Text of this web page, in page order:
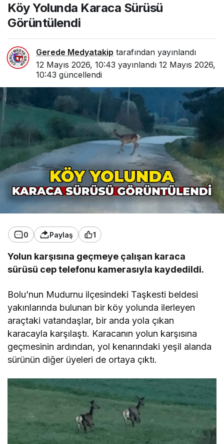
Köy Yolunda Karaca Sürüsü
Görüntülendi
Gerede Medyatakip tarafından yayınlandı
12 Mayıs 2026, 10:43 yayınlandı 12 Mayıs 2026,
10:43 güncellendi
0 Paylaş 1
Yolun karşısına geçmeye çalışan karaca
sürüsü cep telefonu kamerasıyla kaydedildi.
Bolu’nun Mudurnu ilçesindeki Taşkesti beldesi
yakınlarında bulunan bir köy yolunda ilerleyen
araçtaki vatandaşlar, bir anda yola çıkan
karacayla karşılaştı. Karacanın yolun karşısına
geçmesinin ardından, yol kenarındaki yeşil alanda
sürünün diğer üyeleri de ortaya çıktı.